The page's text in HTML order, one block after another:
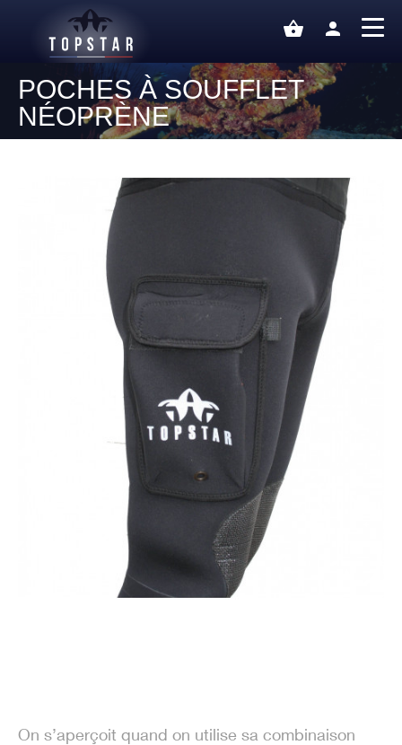
shopping_basket person
POCHES À SOUFFLET
NÉOPRÈNE
On s’aperçoit quand on utilise sa combinaison